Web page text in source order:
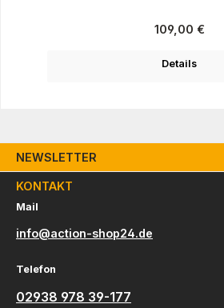
Regulärer
109,00 €
Details
NEWSLETTER
KONTAKT
Mail
info@action-shop24.de
Telefon
02938 978 39-177